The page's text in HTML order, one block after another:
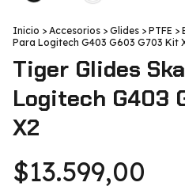
Inicio > Accesorios > Glides > PTFE >
Para Logitech G403 G603 G703 Kit
Tiger Glides
Logitech G403
X2
$13.599,00